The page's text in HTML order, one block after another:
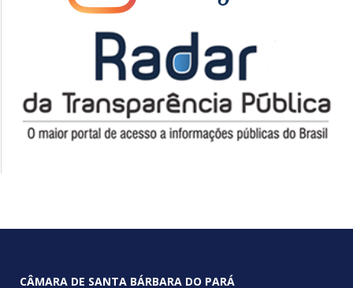
CÂMARA DE SANTA BÁRBARA DO PARÁ